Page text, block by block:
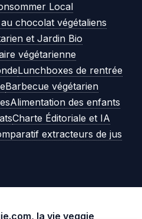
Local
chocolat végétaliens
et Jardin Bio
végétarienne
Lunchboxes de rentrée
Barbecue végétarien
Alimentation des enfants
Charte Éditoriale et IA
extracteurs de jus
la vie veggie